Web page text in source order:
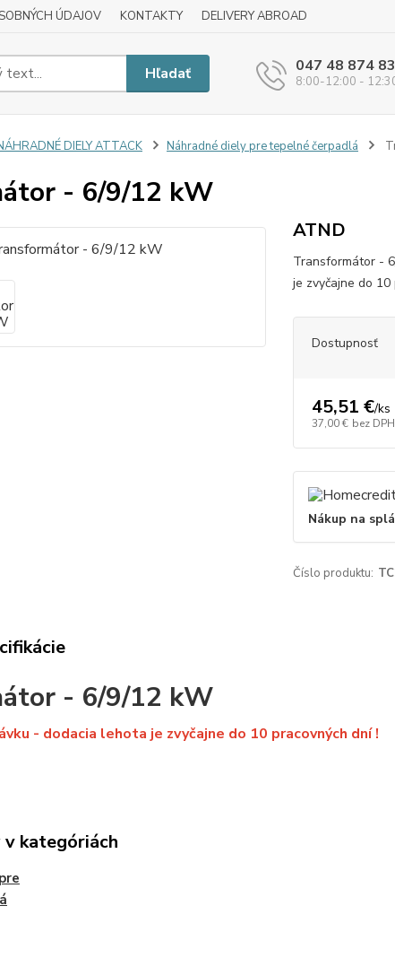
ÚDAJOV KONTAKTY DELIVERY ABROAD
Hľadať 047 48 874 83
8:00-12:00 -
DIELY ATTACK Náhradné diely pre tepelné čerpadlá
- 6/9/12 kW
ATND
Transformátor -
je zvyčajne do
Dostupnosť
45,51 €/ks
37,00 € bez DPH
Nákup na
Číslo produktu:
- 6/9/12 kW
- dodacia lehota je zvyčajne do 10 pracovných dní !
v kategóriách